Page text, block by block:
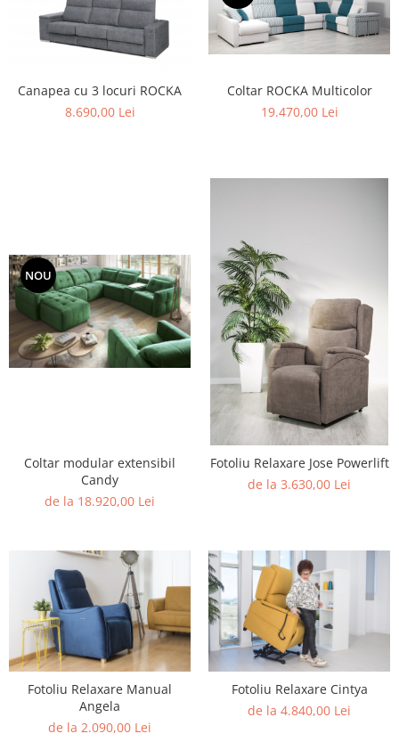
Canapea cu 3 locuri ROCKA
8.690,00 Lei
Coltar ROCKA Multicolor
19.470,00 Lei
NOU
Coltar modular extensibil
Candy
de la 18.920,00 Lei
Fotoliu Relaxare Jose Powerlift
de la 3.630,00 Lei
Fotoliu Relaxare Manual
Angela
de la 2.090,00 Lei
Fotoliu Relaxare Cintya
de la 4.840,00 Lei